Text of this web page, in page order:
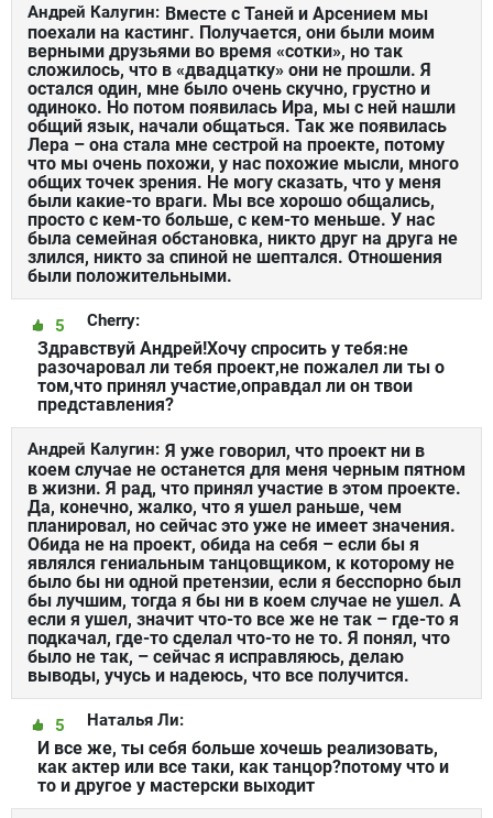
Андрей Калугин: Вместе с Таней и Арсением мы
поехали на кастинг. Получается, они были моим
верными друзьями во время «сотки», но так
сложилось, что в «двадцатку» они не прошли. Я
остался один, мне было очень скучно, грустно и
одиноко. Но потом появилась Ира, мы с ней нашли
общий язык, начали общаться. Так же появилась
Лера – она стала мне сестрой на проекте, потому
что мы очень похожи, у нас похожие мысли, много
общих точек зрения. Не могу сказать, что у меня
были какие-то враги. Мы все хорошо общались,
просто с кем-то больше, с кем-то меньше. У нас
была семейная обстановка, никто друг на друга не
злился, никто за спиной не шептался. Отношения
были положительными.
Cherry:
5
Здравствуй Андрей!Хочу спросить у тебя:не
разочаровал ли тебя проект,не пожалел ли ты о
том,что принял участие,оправдал ли он твои
представления?
Андрей Калугин: Я уже говорил, что проект ни в
коем случае не останется для меня черным пятном
в жизни. Я рад, что принял участие в этом проекте.
Да, конечно, жалко, что я ушел раньше, чем
планировал, но сейчас это уже не имеет значения.
Обида не на проект, обида на себя – если бы я
являлся гениальным танцовщиком, к которому не
было бы ни одной претензии, если я бесспорно был
бы лучшим, тогда я бы ни в коем случае не ушел. А
если я ушел, значит что-то все же не так – где-то я
подкачал, где-то сделал что-то не то. Я понял, что
было не так, – сейчас я исправляюсь, делаю
выводы, учусь и надеюсь, что все получится.
Наталья Ли:
5
И все же, ты себя больше хочешь реализовать,
как актер или все таки, как танцор?потому что и
то и другое у мастерски выходит